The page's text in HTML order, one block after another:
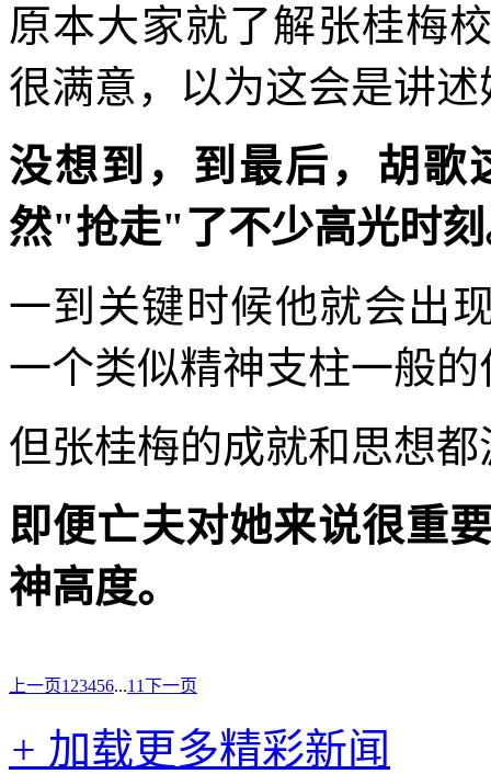
原本大家就了解张桂梅
很满意，以为这会是讲
没想到，到最后，胡歌
然"抢走"了不少高光时
一到关键时候他就会出
一个类似精神支柱一般的
但张桂梅的成就和思想
即便亡夫对她来说很重
神高度。
上一页1 23456...11下一页
+ 加载更多精彩新闻